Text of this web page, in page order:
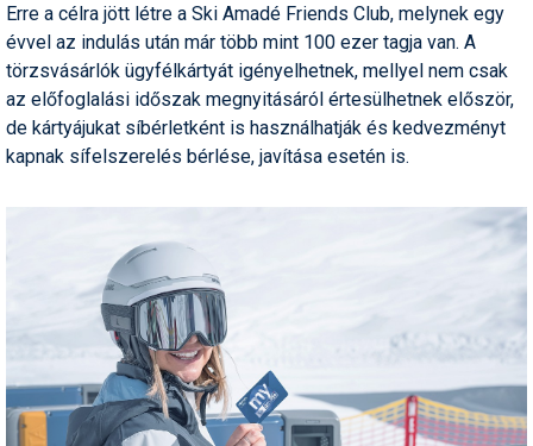
Snowboard
Snowboardfelszerelés
Sportorvos
Szótárak
Telemark
Téli sportok
Termékajánló
Erre a célra jött létre a Ski Amadé Friends Club, melynek egy
évvel az indulás után már több mint 100 ezer tagja van. A
törzsvásárlók ügyfélkártyát igényelhetnek, mellyel nem csak
az előfoglalási időszak megnyitásáról értesülhetnek először,
de kártyájukat síbérletként is használhatják és kedvezményt
kapnak sífelszerelés bérlése, javítása esetén is.